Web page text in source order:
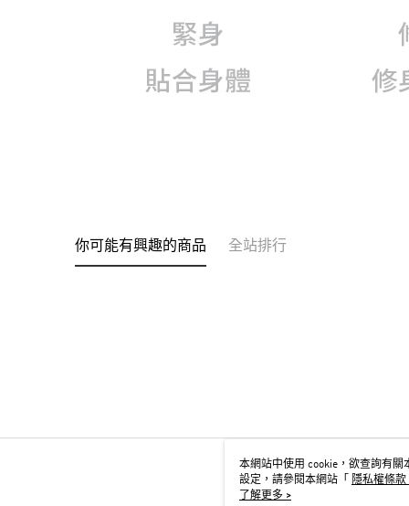
你可能有興趣的商品 全站排行
本網站中使用 cookie，欲查詢有關
設定，請參閱本網站「
隱私權條款
用 cookie。
了解更多 >